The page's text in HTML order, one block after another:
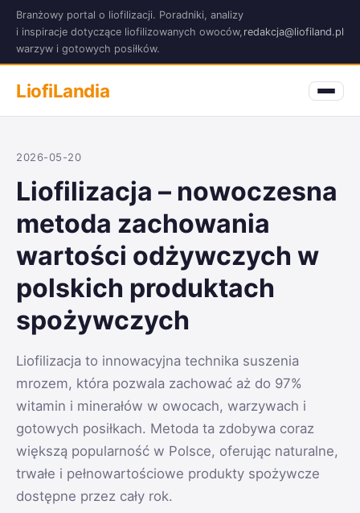
Branżowy portal o liofilizacji. Poradniki, analizy
i inspiracje dotyczące liofilizowanych owoców,
warzyw i gotowych posiłków.
redakcja@liofiland.pl
LiofiLandia
2026-05-20
Liofilizacja – nowoczesna
metoda zachowania
wartości odżywczych w
polskich produktach
spożywczych
Liofilizacja to innowacyjna technika suszenia
mrozem, która pozwala zachować aż do 97%
witamin i minerałów w owocach, warzywach i
gotowych posiłkach. Metoda ta zdobywa coraz
większą popularność w Polsce, oferując naturalne,
trwałe i pełnowartościowe produkty spożywcze
dostępne przez cały rok.